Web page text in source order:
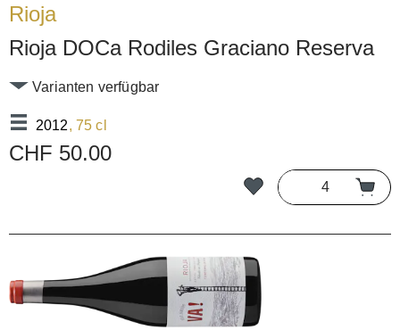
Rioja
Rioja DOCa Rodiles Graciano Reserva
2012, 75 cl
Varianten verfügbar
CHF 50.00